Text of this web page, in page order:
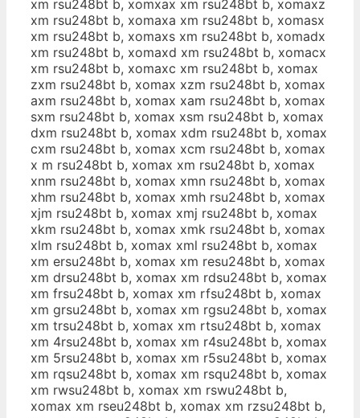
xm rsu248bt b, xomxax xm rsu248bt b, xomaxz
xm rsu248bt b, xomaxa xm rsu248bt b, xomasx
xm rsu248bt b, xomaxs xm rsu248bt b, xomadx
xm rsu248bt b, xomaxd xm rsu248bt b, xomacx
xm rsu248bt b, xomaxc xm rsu248bt b, xomax
zxm rsu248bt b, xomax xzm rsu248bt b, xomax
axm rsu248bt b, xomax xam rsu248bt b, xomax
sxm rsu248bt b, xomax xsm rsu248bt b, xomax
dxm rsu248bt b, xomax xdm rsu248bt b, xomax
cxm rsu248bt b, xomax xcm rsu248bt b, xomax
x m rsu248bt b, xomax xm rsu248bt b, xomax
xnm rsu248bt b, xomax xmn rsu248bt b, xomax
xhm rsu248bt b, xomax xmh rsu248bt b, xomax
xjm rsu248bt b, xomax xmj rsu248bt b, xomax
xkm rsu248bt b, xomax xmk rsu248bt b, xomax
xlm rsu248bt b, xomax xml rsu248bt b, xomax
xm ersu248bt b, xomax xm resu248bt b, xomax
xm drsu248bt b, xomax xm rdsu248bt b, xomax
xm frsu248bt b, xomax xm rfsu248bt b, xomax
xm grsu248bt b, xomax xm rgsu248bt b, xomax
xm trsu248bt b, xomax xm rtsu248bt b, xomax
xm 4rsu248bt b, xomax xm r4su248bt b, xomax
xm 5rsu248bt b, xomax xm r5su248bt b, xomax
xm rqsu248bt b, xomax xm rsqu248bt b, xomax
xm rwsu248bt b, xomax xm rswu248bt b,
xomax xm rseu248bt b, xomax xm rzsu248bt b,